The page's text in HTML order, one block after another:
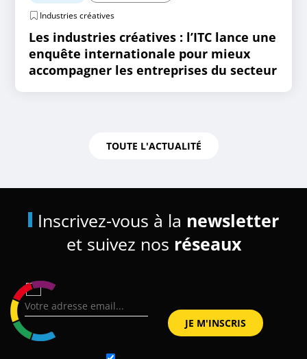
Industries créatives
Les industries créatives : l’ITC lance une
enquête internationale pour mieux
accompagner les entreprises du secteur
TOUTE L'ACTUALITÉ
Inscrivez-vous à la newsletter
et suivez nos réseaux